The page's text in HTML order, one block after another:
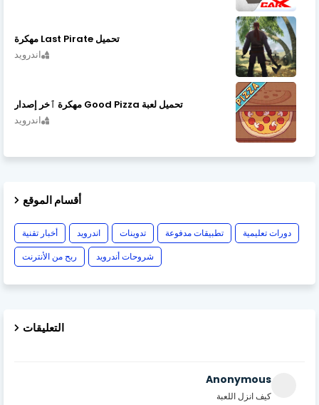
تحميل Last Pirate مهكرة
اندرويد
تحميل لعبة Good Pizza مهكرة ٱخر إصدار
اندرويد
أقسام الموقع
أخبار تقنية اندرويد تدوينات تطبيقات مدفوعة
دورات تعليمية
ربح من الأنترنت
شروحات أندرويد
التعليقات
Anonymous
كيف انزل اللعبة